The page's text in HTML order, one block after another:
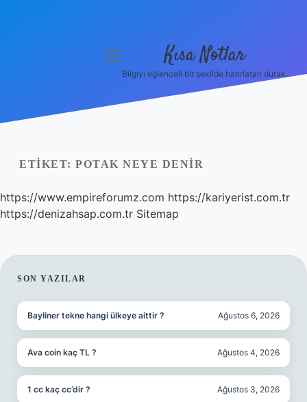
Yasal Uyarı
Hakkımızda
menüyü
Kısa Notlar
Bilgiyi eğlenceli bir şekilde hatırlatan durak.
ETIKET: POTAK NEYE DENIR
https://www.empireforumz.com https://kariyerist.com.tr
https://denizahsap.com.tr Sitemap
SIDEBAR
SON YAZILAR
Bayliner tekne hangi ülkeye aittir ? Ağustos 6, 2026
Ava coin kaç TL ? Ağustos 4, 2026
1 cc kaç cc’dir ? Ağustos 3, 2026